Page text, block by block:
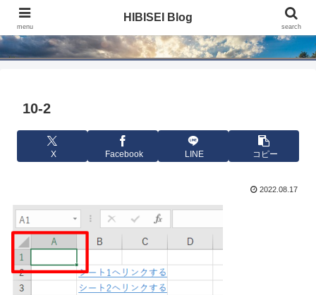
HIBISEI Blog
10-2
X Facebook LINE コピー
2022.08.17
menu
HIBISEI Blog
search